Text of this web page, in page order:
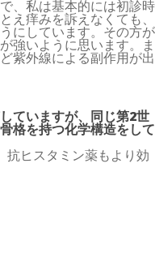
、私は基本的には初診時
え痒みを訴えなくても、
にしています。その方が
強いように思います。ま
紫外線による副作用が出
ていますが、同じ第2世
格を持つ化学構造をして
抗ヒスタミン薬もより効